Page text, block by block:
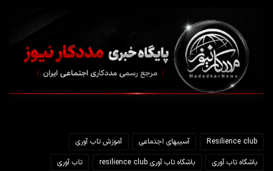
Resilience club آسیبهای اجتماعی
آموزش تاب آوری
باشگاه تاب آوری
باشگاه تاب آوری resilience club تاب آوری